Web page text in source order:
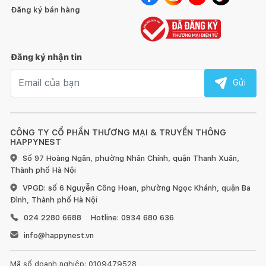
Tránh để đồ quá nóng hoặc quá lạnh trực tiếp lên bề mặt
gỗ, hãy dùng miếng lót bên dưới.
Sử dụng vải khô để làm sạch bề mặt gỗ ngay khi bị bẩn.
Đối với đồ nội thất làm từ gỗ, chúng tôi khuyến nghị nên
dùng sáp và xi bóng gỗ để chà sạch và làm mới ít nhất 6 tháng
một lần.
những tì vết tự nhiên mà không làm ảnh hưởng đến chất lượng
và tính thẩm mỹ của sản phẩm.
CÔNG TY CỔ PHẦN THƯƠNG MẠI & TRUYỀN THÔNG
HAPPYNEST
Số 97 Hoàng Ngân, phường Nhân Chính, quận Thanh Xuân,
Thành phố Hà Nội
VPGD: số 6 Nguyễn Công Hoan, phường Ngọc Khánh, quận Ba
Đình, Thành phố Hà Nội
024 2280 6688
Hotline: 0934 680 636
info@happynest.vn
Mã số doanh nghiệp: 0109479528
Đăng ký bán hàng
Đăng ký nhận tin
Gửi